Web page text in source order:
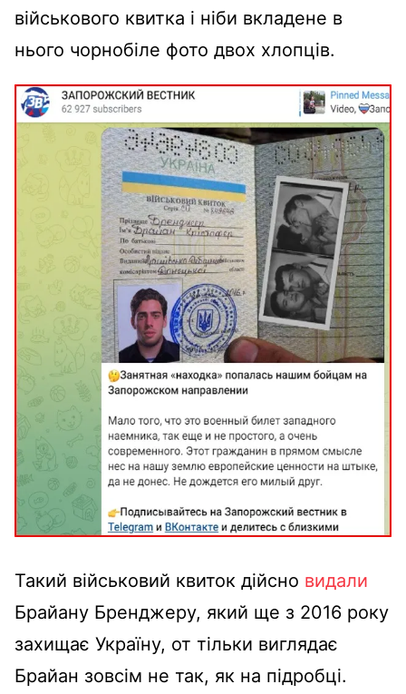
військового квитка і ніби вкладене в
нього чорнобіле фото двох хлопців.
Такий військовий квиток дійсно видали
Брайану Бренджеру, який ще з 2016 року
захищає Україну, от тільки виглядає
Брайан зовсім не так, як на підробці.